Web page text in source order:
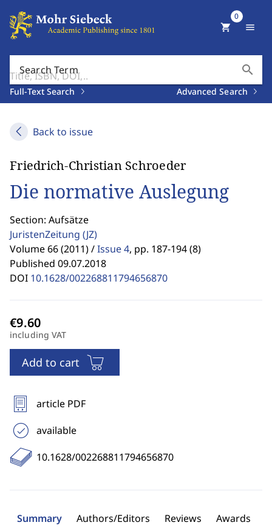
Search Term search
Full-Text Search Advanced Search
shopping_cart
0
menu
Back to issue
Friedrich-Christian Schroeder
Die normative Auslegung
Section: Aufsätze
JuristenZeitung (JZ)
Volume 66 (2011) /Issue 4, pp. 187-194 (8)
Published 09.07.2018
DOI 10.1628/002268811794656870
including VAT
Add to cart
article PDF
available
10.1628/002268811794656870
Summary Authors/Editors Reviews Awards